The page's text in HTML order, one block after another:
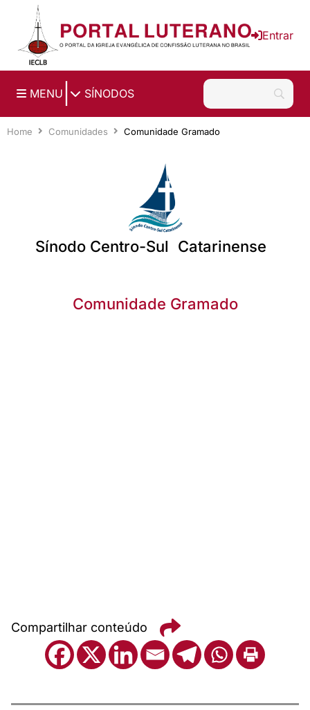
Ir para o conteúdo principal
Entrar
MENU SÍNODOS
Home Comunidades Comunidade Gramado
Sínodo Centro-Sul Catarinense
Comunidade Gramado
Compartilhar conteúdo